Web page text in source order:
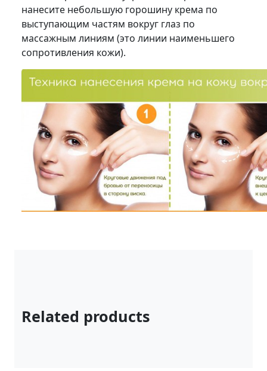
нанесите небольшую горошину крема по
выступающим частям вокруг глаз по
массажным линиям (это линии наименьшего
сопротивления кожи).
Related products